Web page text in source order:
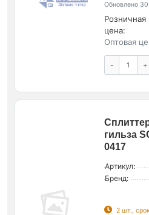
Обновлено
Розничная
цена:
Оптовая
- +
гильза
0417
Артикул:
Бренд:
2 шт.,